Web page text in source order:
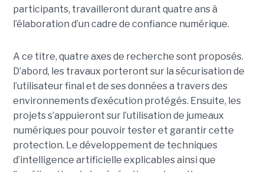
participants, travailleront durant quatre ans à
l’élaboration d’un cadre de confiance numérique.
A ce titre, quatre axes de recherche sont proposés.
D’abord, les travaux porteront sur la sécurisation de
l’utilisateur final et de ses données a travers des
environnements d’exécution protégés. Ensuite, les
projets s’appuieront sur l’utilisation de jumeaux
numériques pour pouvoir tester et garantir cette
protection. Le développement de techniques
d’intelligence artificielle explicables ainsi que